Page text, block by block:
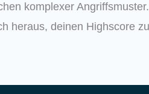
komplexer Angriffsmuster.
heraus, deinen Highscore